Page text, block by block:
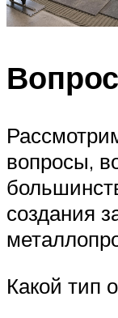
вопросы,
создания
Какой тип